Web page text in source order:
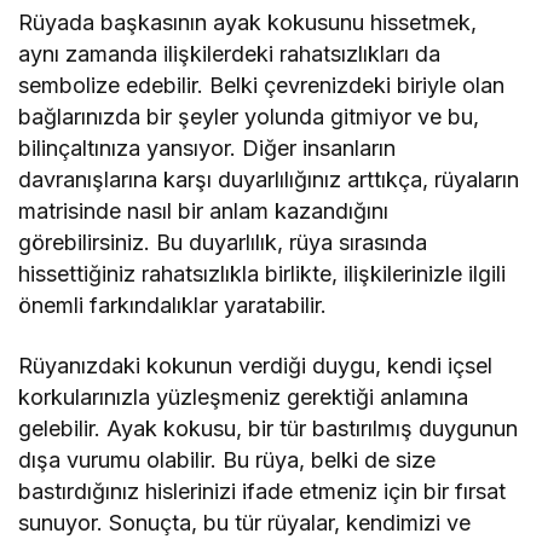
Rüyada başkasının ayak kokusunu hissetmek,
aynı zamanda ilişkilerdeki rahatsızlıkları da
sembolize edebilir. Belki çevrenizdeki biriyle olan
bağlarınızda bir şeyler yolunda gitmiyor ve bu,
bilinçaltınıza yansıyor. Diğer insanların
davranışlarına karşı duyarlılığınız arttıkça, rüyaların
matrisinde nasıl bir anlam kazandığını
görebilirsiniz. Bu duyarlılık, rüya sırasında
hissettiğiniz rahatsızlıkla birlikte, ilişkilerinizle ilgili
önemli farkındalıklar yaratabilir.
Rüyanızdaki kokunun verdiği duygu, kendi içsel
korkularınızla yüzleşmeniz gerektiği anlamına
gelebilir. Ayak kokusu, bir tür bastırılmış duygunun
dışa vurumu olabilir. Bu rüya, belki de size
bastırdığınız hislerinizi ifade etmeniz için bir fırsat
sunuyor. Sonuçta, bu tür rüyalar, kendimizi ve